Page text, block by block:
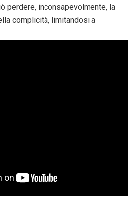
perdere, inconsapevolmente, la
complicità, limitandosi a